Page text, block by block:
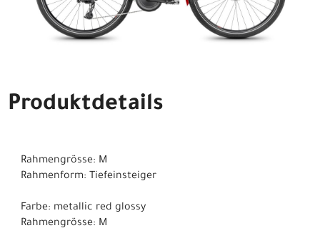
Produktdetails
Rahmengrösse: M
Rahmenform: Tiefeinsteiger
Farbe: metallic red glossy
Rahmengrösse: M